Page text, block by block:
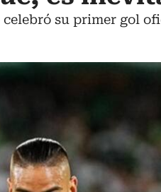
su primer gol